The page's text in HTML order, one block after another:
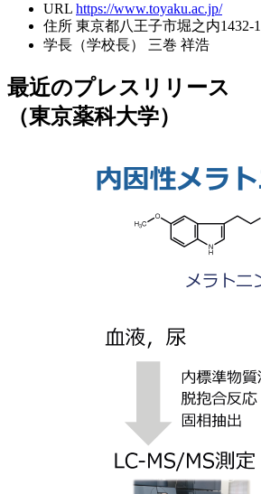
URL https://www.toyaku.ac.jp/
住所 東京都八王子市堀之内1432-1
学長（学校長）
三巻 祥浩
最近のプレスリリース
（東京薬科大学）